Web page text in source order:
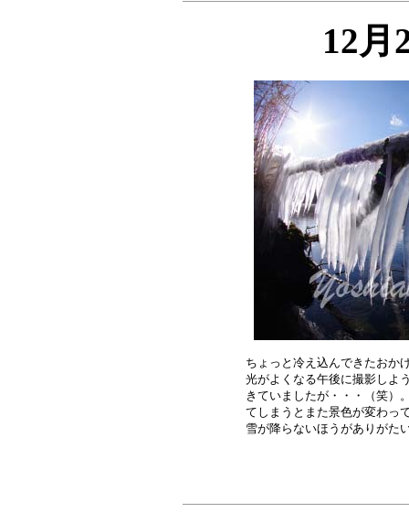
12月
ちょっと冷え込んできたおか
光がよくなる午後に撮影しよ
きていましたが・・・（笑）
てしまうとまた景色が変わっ